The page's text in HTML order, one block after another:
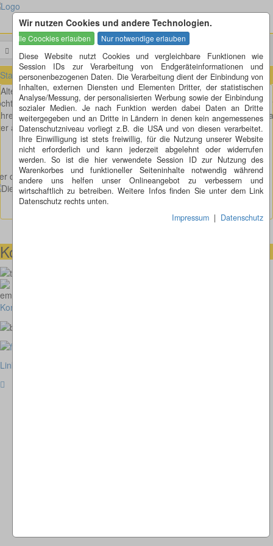
Wir nutzen Cookies und andere Technologien.
Diese Website nutzt Cookies und vergleichbare Funktionen wie
Session IDs zur Verarbeitung von Endgeräteinformationen und
personenbezogenen Daten. Die Verarbeitung dient der Einbindung von
Inhalten, externen Diensten und Elementen Dritter, der statistischen
Analyse/Messung, der personalisierten Werbung sowie der Einbindung
sozialer Medien. Je nach Funktion werden dabei Daten an Dritte
weitergegeben und an Dritte in Ländern in denen kein angemessenes
Datenschutzniveau vorliegt z.B. die USA und von diesen verarbeitet.
Ihre Einwilligung ist stets freiwillig, für die Nutzung unserer Website
nicht erforderlich und kann jederzeit abgelehnt oder widerrufen
werden. So ist die hier verwendete Session ID zur Nutzung des
Warenkorbes und funktioneller Seiteninhalte notwendig während
andere uns helfen unser Onlineangebot zu verbessern und
wirtschaftlich zu betreiben. Weitere Infos finden Sie unter dem Link
Datenschutz rechts unten.
Impressum | Datenschutz
Startseite » Rätsel » Wer ist wie alt?
Alter der Familienmitglieder
Frieda erzählt von ihrer Familie. Ich bin zwischen 12 und
alt. Mein Papa ist 21 Jahre älter als ich. Meine Mama ist ein
als mein Papa und 4 mal so alt wie mein Bruder.
die Lösung möchte, bitte hier auf den Banner klicken:
Kontaktmöglichkeiten
Kontakt
Link zur klassischen Website